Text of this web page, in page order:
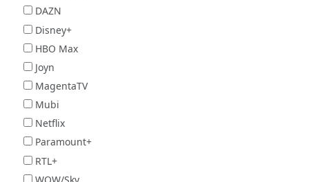
DAZN
Disney+
HBO Max
Joyn
MagentaTV
Mubi
Netflix
Paramount+
RTL+